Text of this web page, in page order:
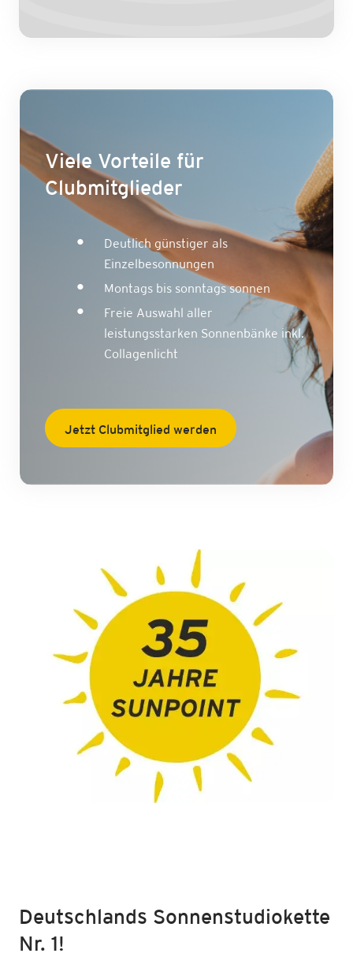
Viele Vorteile für
Clubmitglieder
Deutlich günstiger als
Einzelbesonnungen
Montags bis sonntags sonnen
Freie Auswahl aller
leistungsstarken Sonnenbänke inkl.
Collagenlicht
Jetzt Clubmitglied werden
Deutschlands Sonnenstudiokette
Nr. 1!